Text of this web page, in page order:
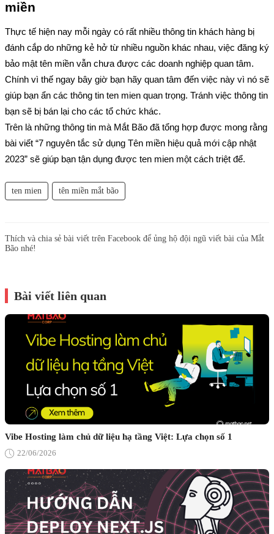
miền
Thực tế hiện nay mỗi ngày có rất nhiều thông tin khách hàng bị
đánh cắp do những kẻ hở từ nhiều nguồn khác nhau, việc đăng ký
bảo mật tên miền vẫn chưa được các doanh nghiệp quan tâm.
Chính vì thế ngay bây giờ bạn hãy quan tâm đến việc này vì nó sẽ
giúp bạn ẩn các thông tin ten mien quan trọng. Tránh việc thông tin
bạn sẽ bị bán lại cho các tổ chức khác.
Trên là những thông tin mà Mắt Bão đã tổng hợp được mong rằng
bài viết “7 nguyên tắc sử dụng Tên miền hiệu quả mới cập nhật
2023” sẽ giúp bạn tận dụng được ten mien một cách triệt để.
ten mien tên miền mắt bão
Thích và chia sẻ bài viết trên Facebook để ủng hộ đội ngũ viết bài của Mắt
Bão nhé!
Bài viết liên quan
Vibe Hosting làm chủ dữ liệu hạ tầng Việt: Lựa chọn số 1
22/06/2026